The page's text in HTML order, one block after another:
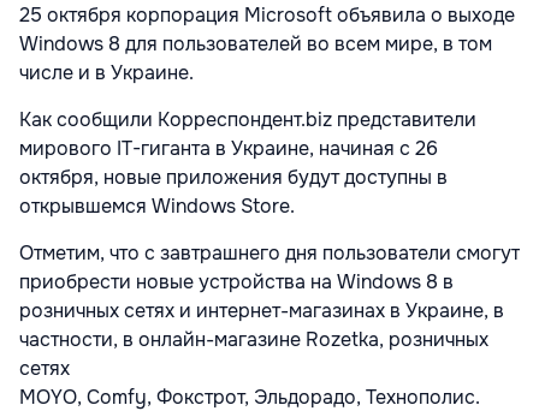
25 октября корпорация Microsoft объявила о выходе
Windows 8 для пользователей во всем мире, в том
числе и в Украине.
Как сообщили Корреспондент.biz представители
мирового IT-гиганта в Украине, начиная с 26
октября, новые приложения будут доступны в
открывшемся Windows Store.
Отметим, что с завтрашнего дня пользователи смогут
приобрести новые устройства на Windows 8 в
розничных сетях и интернет-магазинах в Украине, в
частности, в онлайн-магазине Rozetka, розничных
сетях
MOYO, Comfy, Фокстрот, Эльдорадо, Технополис.